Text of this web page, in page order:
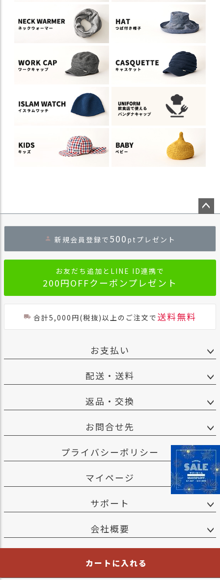
カートに入れる
ジト
へ
新規会員登録で 500 ptプレゼント
お友だち追加とLINE ID連携で
200円OFFクーポンプレゼント
合計5,000円(税抜)以上のご注文で 送料無料
お支払い
配送・送料
返品・交換
お問合せ先
プライバシーポリシー
マイページ
サポート
会社概要